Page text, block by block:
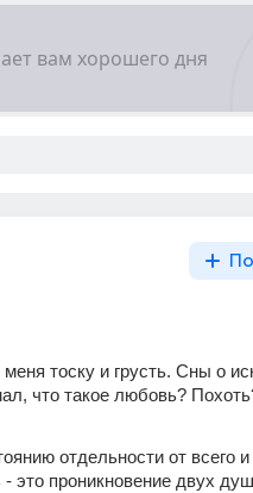
тоску и грусть. Сны о
что такое любовь?
отдельности от всего
это проникновение двух